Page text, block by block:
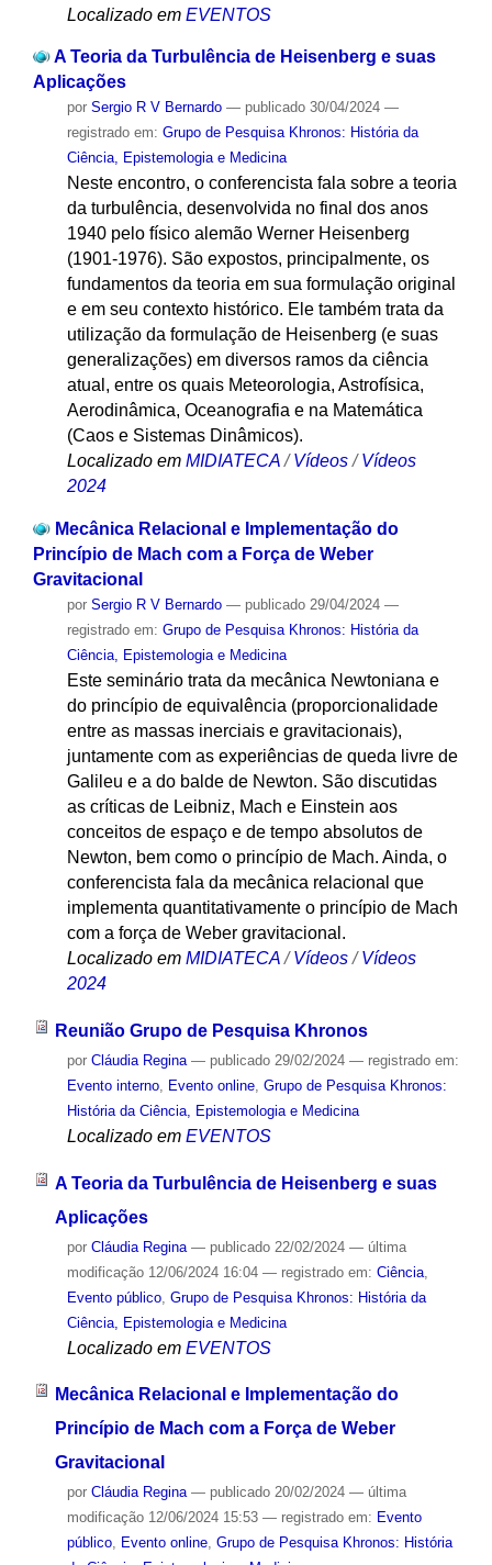
Localizado em EVENTOS
A Teoria da Turbulência de Heisenberg e suas
Aplicações
por Sergio R V Bernardo — publicado30/04/2024 —
registrado em: Grupo de Pesquisa Khronos: História da
Ciência, Epistemologia e Medicina
Neste encontro, o conferencista fala sobre a teoria
da turbulência, desenvolvida no final dos anos
1940 pelo físico alemão Werner Heisenberg
(1901-1976). São expostos, principalmente, os
fundamentos da teoria em sua formulação original
e em seu contexto histórico. Ele também trata da
utilização da formulação de Heisenberg (e suas
generalizações) em diversos ramos da ciência
atual, entre os quais Meteorologia, Astrofísica,
Aerodinâmica, Oceanografia e na Matemática
(Caos e Sistemas Dinâmicos).
Localizado em MIDIATECA / Vídeos / Vídeos
2024
Mecânica Relacional e Implementação do
Princípio de Mach com a Força de Weber
Gravitacional
por Sergio R V Bernardo — publicado29/04/2024 —
registrado em: Grupo de Pesquisa Khronos: História da
Ciência, Epistemologia e Medicina
Este seminário trata da mecânica Newtoniana e
do princípio de equivalência (proporcionalidade
entre as massas inerciais e gravitacionais),
juntamente com as experiências de queda livre de
Galileu e a do balde de Newton. São discutidas
as críticas de Leibniz, Mach e Einstein aos
conceitos de espaço e de tempo absolutos de
Newton, bem como o princípio de Mach. Ainda, o
conferencista fala da mecânica relacional que
implementa quantitativamente o princípio de Mach
com a força de Weber gravitacional.
Localizado em MIDIATECA /Vídeos /Vídeos
2024
Reunião Grupo de Pesquisa Khronos
por Cláudia Regina — publicado29/02/2024 — registrado em:
Evento interno, Evento online, Grupo de Pesquisa Khronos:
História da Ciência, Epistemologia e Medicina
Localizado em EVENTOS
A Teoria da Turbulência de Heisenberg e suas
Aplicações
por Cláudia Regina — publicado22/02/2024 — última
modificação12/06/2024 16:04 — registrado em: Ciência,
Evento público, Grupo de Pesquisa Khronos: História da
Ciência, Epistemologia e Medicina
Localizado em EVENTOS
Mecânica Relacional e Implementação do
Princípio de Mach com a Força de Weber
Gravitacional
por Cláudia Regina — publicado20/02/2024 — última
modificação12/06/2024 15:53 — registrado em: Evento
público, Evento online, Grupo de Pesquisa Khronos: História